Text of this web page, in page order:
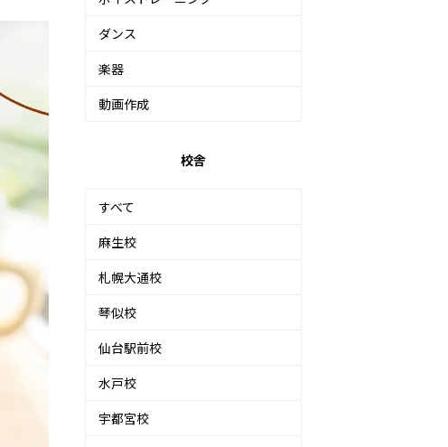
ダンス
楽器
動画作成
校舎
すべて
麻生校
札幌大通校
琴似校
仙台駅前校
水戸校
宇都宮校